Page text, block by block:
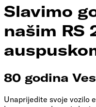
Slavimo
našim RS
80 godina
Unaprijedite svoje vozilo